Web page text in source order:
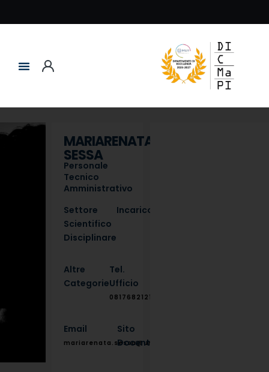
MARIARENATA
SESSA
Personale
Tecnico
Amministrativo
Settore
Scientifico
Disciplinare
Incarico
Altre
Categorie
Tel.
Ufficio
0817682121
Email
mariarenata.sessa@unina.it
Sito
Docente